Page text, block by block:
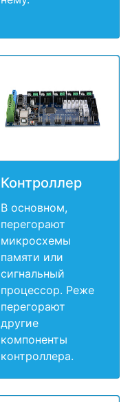
Контроллер
В основном,
перегорают
микросхемы
памяти или
сигнальный
процессор. Реже
перегорают
другие
компоненты
контроллера.